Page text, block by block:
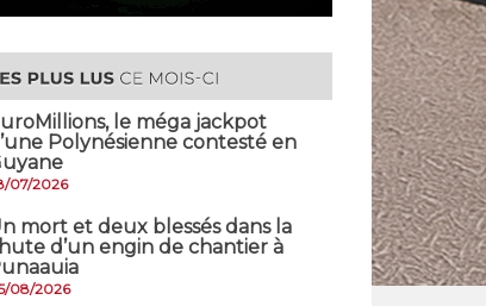
​le méga jackpot
Polynésienne contesté en
07/2026
mort et deux blessés dans la
d’un engin de chantier à
08/2026